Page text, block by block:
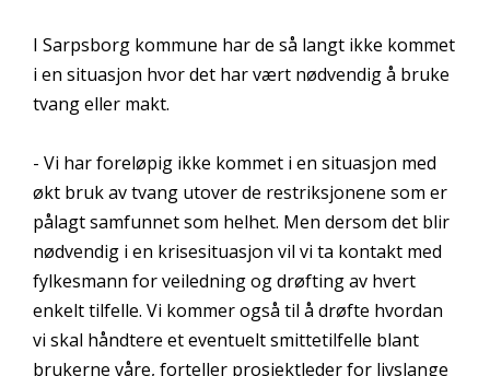
I Sarpsborg kommune har de så langt ikke kommet
i en situasjon hvor det har vært nødvendig å bruke
tvang eller makt.
- Vi har foreløpig ikke kommet i en situasjon med
økt bruk av tvang utover de restriksjonene som er
pålagt samfunnet som helhet. Men dersom det blir
nødvendig i en krisesituasjon vil vi ta kontakt med
fylkesmann for veiledning og drøfting av hvert
enkelt tilfelle. Vi kommer også til å drøfte hvordan
vi skal håndtere et eventuelt smittetilfelle blant
brukerne våre, forteller prosjektleder for livslange